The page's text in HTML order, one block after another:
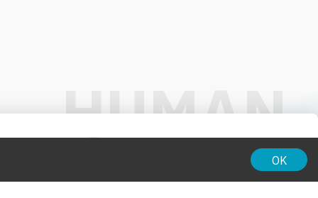
OK